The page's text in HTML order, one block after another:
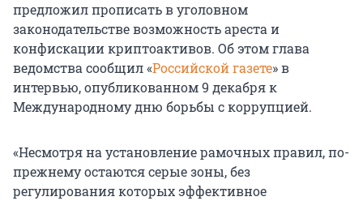
предложил прописать в уголовном
законодательстве возможность ареста и
конфискации криптоактивов. Об этом глава
ведомства сообщил «Российской газете» в
интервью, опубликованном 9 декабря к
Международному дню борьбы с коррупцией.
«Несмотря на установление рамочных правил, по-
прежнему остаются серые зоны, без
регулирования которых эффективное